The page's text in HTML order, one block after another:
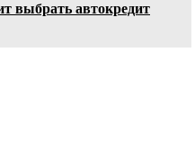
выбрать автокредит